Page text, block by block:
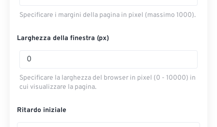
Specificare i margini della pagina in pixel (massimo 1000).
Larghezza della finestra (px)
Specificare la larghezza del browser in pixel (0 - 10000) in
cui visualizzare la pagina.
Ritardo iniziale